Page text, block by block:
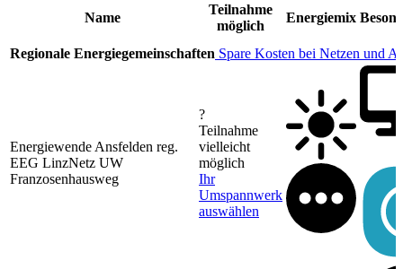
Name
Teilnahme
möglich
Energiemix
Regionale Energiegemeinschaften Spare Kosten bei Netzen und
Energiewende Ansfelden reg.
EEG LinzNetz UW
Franzosenhausweg
?
Teilnahme
vielleicht
möglich
Ihr
Umspannwerk
auswählen